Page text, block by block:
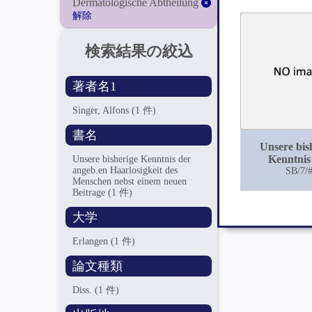
Dermatologische Abtheilung
解除
検索結果の絞込
著者名1
Singer, Alfons(1 件)
書名
Unsere bisherige Kenntnis der
angeb.en Haarlosigkeit des
Menschen nebst einem neuen
Beitrage(1 件)
大学
Erlangen(1 件)
論文種類
Diss.(1 件)
Unsere
SB/7/#